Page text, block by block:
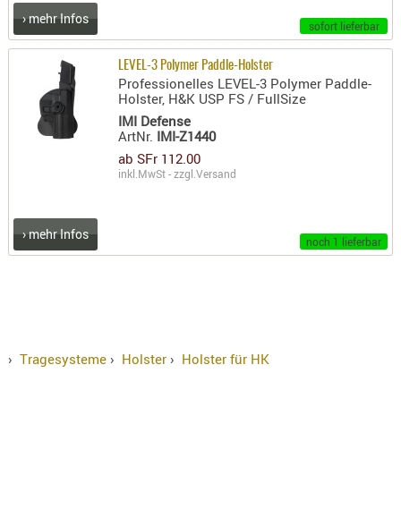
sofort lieferbar
› mehr Infos
LEVEL-3 Polymer Paddle-Holster
Professionelles LEVEL-3 Polymer Paddle-
Holster, H&K USP FS / FullSize
IMI Defense
ArtNr. IMI-Z1440
ab SFr 112.00
inkl.MwSt - zzgl.Versand
noch 1 lieferbar
› mehr Infos
› Tragesysteme› Holster› Holster für HK